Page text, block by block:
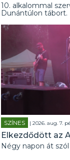
10. alkalommal
Dunántúlon tábort.
SZÍNES | 2026. aug. 7.
Elkezdődött az
Négy napon át